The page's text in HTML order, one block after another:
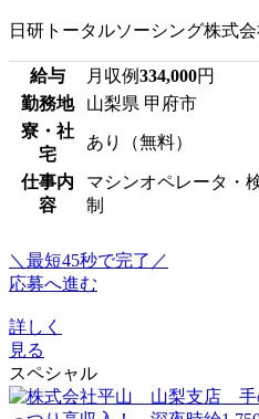
日研トータルソーシング株式
給与 月収例334,000円
勤務地
山梨県 甲府市
寮・社
宅
あり（無料）
仕事内
容
マシンオペレータ・
制
＼最短45秒で完了／
応募へ進む
詳しく
見る
スペシャル